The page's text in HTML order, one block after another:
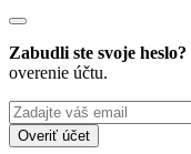
Zabudli ste svoje heslo?
overenie účtu.
Overiť účet